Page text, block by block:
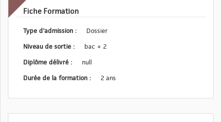
Fiche Formation
Type d'admission :
Dossier
Niveau de sortie :
bac + 2
Diplôme délivré :
null
Durée de la formation :
2 ans